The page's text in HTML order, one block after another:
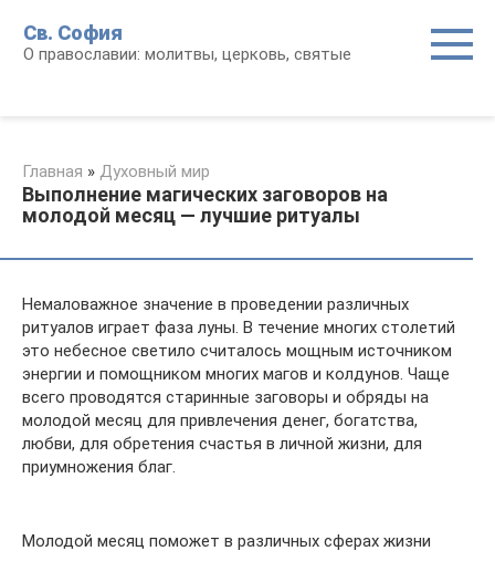
контенту
Св. София
О православии: молитвы, церковь, святые
Главная » Духовный мир
Выполнение магических заговоров на
молодой месяц — лучшие ритуалы
Немаловажное значение в проведении различных
ритуалов играет фаза луны. В течение многих столетий
это небесное светило считалось мощным источником
энергии и помощником многих магов и колдунов. Чаще
всего проводятся старинные заговоры и обряды на
молодой месяц для привлечения денег, богатства,
любви, для обретения счастья в личной жизни, для
приумножения благ.
Молодой месяц поможет в различных сферах жизни